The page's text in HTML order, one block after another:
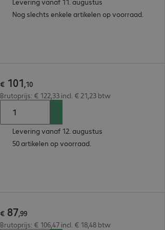
Nog slechts enkele artikelen op voorraad.
€ 101,10
Brutoprijs: € 122,33 incl. € 21,23 btw
Levering vanaf 12. augustus
50 artikelen op voorraad.
€ 87,99
Brutoprijs: € 106,47 incl. € 18,48 btw